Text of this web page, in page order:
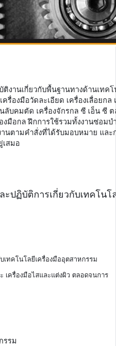
กับพื้นฐานทางด้านเทคโ
รื่องมือวัดละเอียด เครื่องเลื่อยกล
นลับคมตัด เครื่องจักรกล ซี เอ็น ซี
งมือกล ฝึกการใช้รวมทั้งงานซ่อมบ
านตามคำสั่งที่ได้รับมอบหมาย และ
สมอ
ะปฏิบัติการเกี่ยวกับเทคโน
เทคโนโลยีเครื่องมืออุตสาหกรรม
เครื่องมือไสและแต่งผิว ตลอดจนการ
รรม